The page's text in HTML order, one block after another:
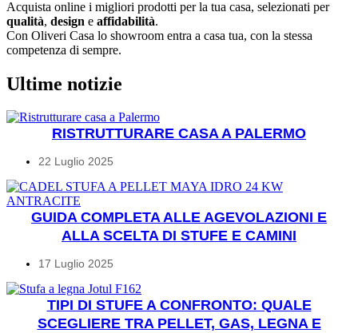
Acquista online i migliori prodotti per la tua casa, selezionati per
qualità, design e affidabilità.
Con Oliveri Casa lo showroom entra a casa tua, con la stessa
competenza di sempre.
Ultime notizie
RISTRUTTURARE CASA A PALERMO
22 Luglio 2025
GUIDA COMPLETA ALLE AGEVOLAZIONI E
ALLA SCELTA DI STUFE E CAMINI
17 Luglio 2025
TIPI DI STUFE A CONFRONTO: QUALE
SCEGLIERE TRA PELLET, GAS, LEGNA E